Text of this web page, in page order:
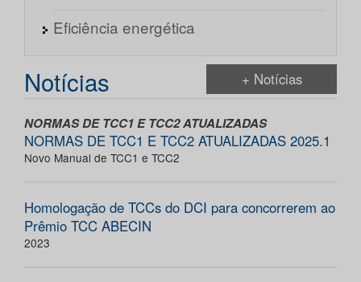
Eficiência energética
Notícias + Notícias
NORMAS DE TCC1 E TCC2 ATUALIZADAS
NORMAS DE TCC1 E TCC2 ATUALIZADAS 2025.1
Novo Manual de TCC1 e TCC2
Homologação de TCCs do DCI para concorrerem ao
Prêmio TCC ABECIN
2023